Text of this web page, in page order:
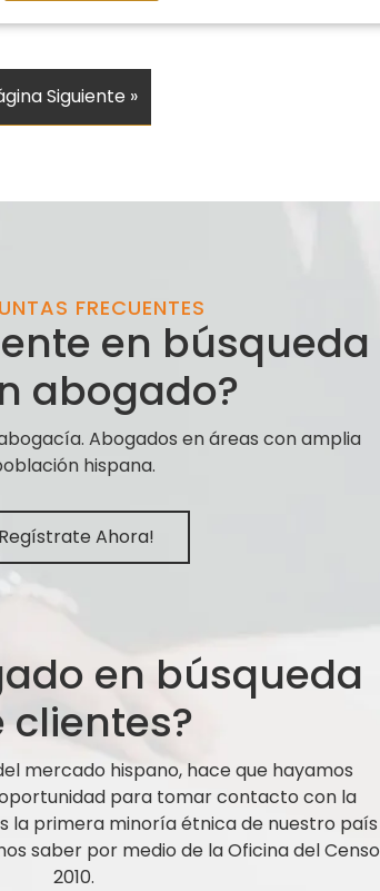
Siguiente »
FRECUENTES
en búsqueda
abogado?
Abogados en áreas con amplia
hispana.
Ahora!
en búsqueda
clientes?
mercado hispano, hace que hayamos
para tomar contacto con la
la primera minoría étnica de nuestro país
saber por medio de la Oficina del Censo
2010.